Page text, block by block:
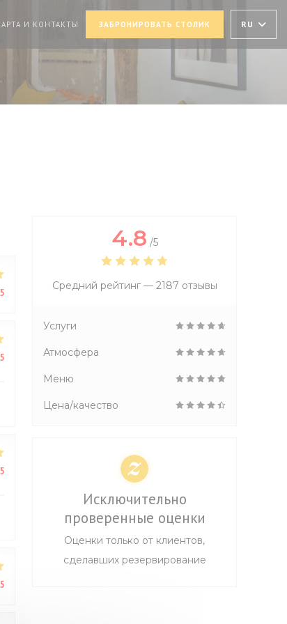
ОКНЕ)) В НОВОМ ОКНЕ))
И КОНТАКТЫ ЗАБРОНИРОВАТЬ СТОЛИК RU
4.8 /5
Средний рейтинг — 2187 отзывы
Услуги
Атмосфера
Меню
Цена/качество
Исключительно
проверенные оценки
Оценки только от клиентов,
сделавших резервирование